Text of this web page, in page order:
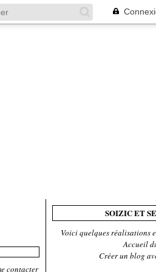
contacter
SOIZIC ET
Voici quelques réalisations
Accueil
Créer un blog